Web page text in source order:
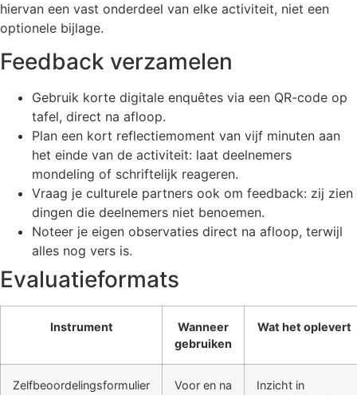
hiervan een vast onderdeel van elke activiteit, niet een
optionele bijlage.
Feedback verzamelen
Gebruik korte digitale enquêtes via een QR-code op
tafel, direct na afloop.
Plan een kort reflectiemoment van vijf minuten aan
het einde van de activiteit: laat deelnemers
mondeling of schriftelijk reageren.
Vraag je culturele partners ook om feedback: zij zien
dingen die deelnemers niet benoemen.
Noteer je eigen observaties direct na afloop, terwijl
alles nog vers is.
Evaluatieformats
Instrument
Wanneer
gebruiken
Wat het oplevert
Zelfbeoordelingsformulier
Voor en na
Inzicht in